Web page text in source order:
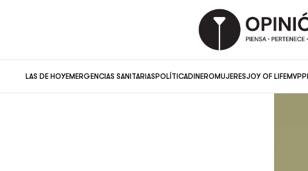
LAS DE HOYEMERGENCIAS SANITARIASPOLÍTICADINEROMUJERESJOY OF LIFEMVP